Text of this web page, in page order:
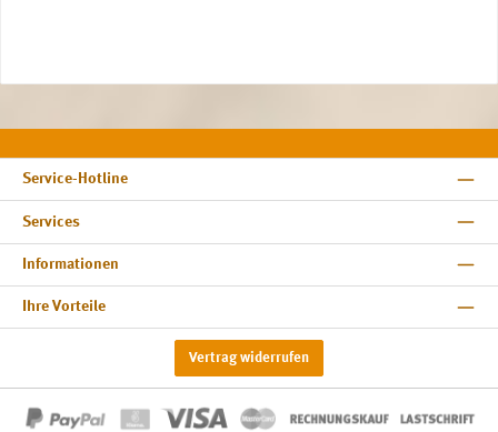
Service-Hotline
Services
Informationen
Ihre Vorteile
Vertrag widerrufen